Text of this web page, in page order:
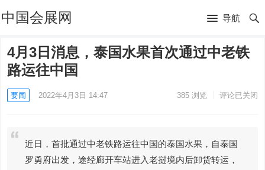
中国会展网 导航
4月3日消息，泰国水果首次通过中老铁
路运往中国
要闻 2022年4月3日 14:47 385浏览 评论已关闭
近日，首批通过中老铁路运往中国的泰国水果，自泰国
罗勇府出发，途经廊开车站进入老挝境内后卸货转运，